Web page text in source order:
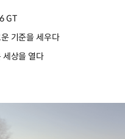
GT
기준을 세우다
세상을 열다